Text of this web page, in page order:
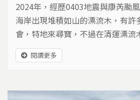
2024年，經歷0403地震與康芮颱
海岸出現堆積如山的漂流木，有許
會，特地來尋寶，不過在清運漂流
域引發爭議，究竟這些漂流木從何
用？閱讀更多